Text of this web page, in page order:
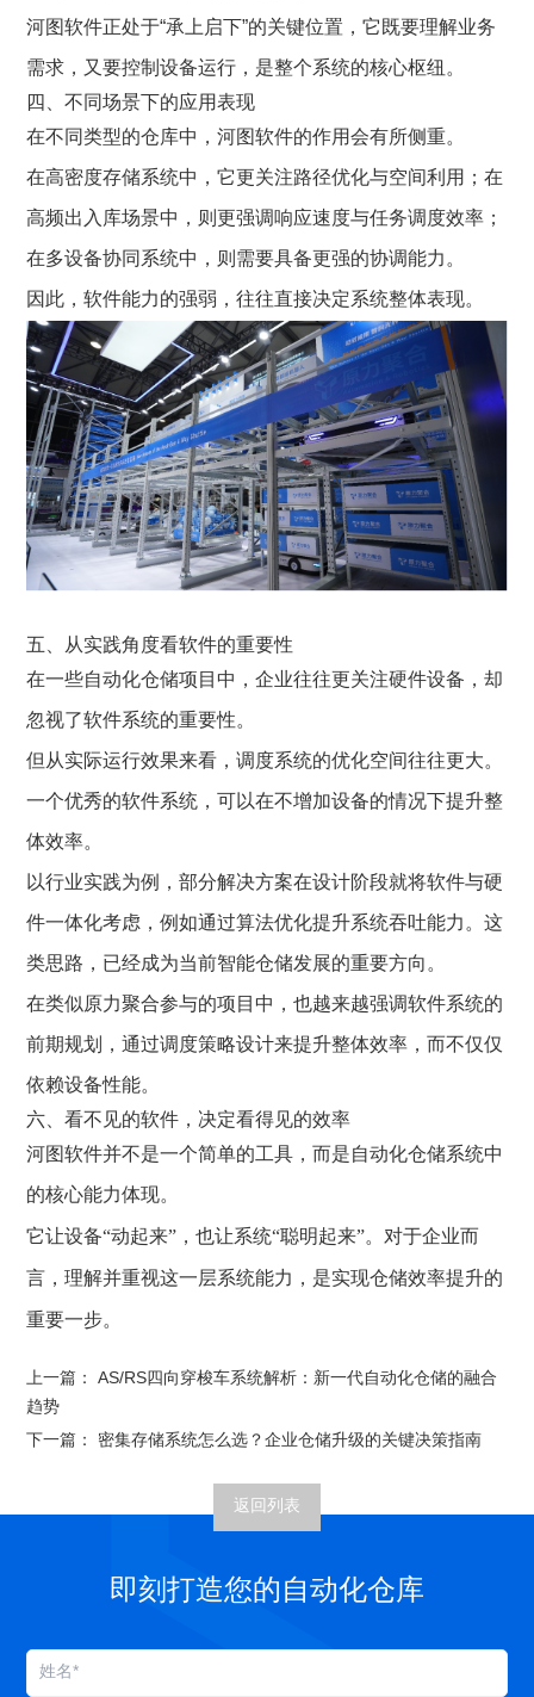
河图软件正处于“承上启下”的关键位置，它既要理解业务
需求，又要控制设备运行，是整个系统的核心枢纽。
四、不同场景下的应用表现
在不同类型的仓库中，河图软件的作用会有所侧重。
在高密度存储系统中，它更关注路径优化与空间利用；在
高频出入库场景中，则更强调响应速度与任务调度效率；
在多设备协同系统中，则需要具备更强的协调能力。
因此，软件能力的强弱，往往直接决定系统整体表现。
五、从实践角度看软件的重要性
在一些自动化仓储项目中，企业往往更关注硬件设备，却
忽视了软件系统的重要性。
但从实际运行效果来看，调度系统的优化空间往往更大。
一个优秀的软件系统，可以在不增加设备的情况下提升整
体效率。
以行业实践为例，部分解决方案在设计阶段就将软件与硬
件一体化考虑，例如通过算法优化提升系统吞吐能力。这
类思路，已经成为当前智能仓储发展的重要方向。
在类似原力聚合参与的项目中，也越来越强调软件系统的
前期规划，通过调度策略设计来提升整体效率，而不仅仅
依赖设备性能。
六、看不见的软件，决定看得见的效率
河图软件并不是一个简单的工具，而是自动化仓储系统中
的核心能力体现。
它让设备“动起来”，也让系统“聪明起来”。对于企业而
言，理解并重视这一层系统能力，是实现仓储效率提升的
重要一步。
上一篇：
AS/RS四向穿梭车系统解析：新一代自动化仓储的融合
趋势
下一篇：
密集存储系统怎么选？企业仓储升级的关键决策指南
返回列表
即刻打造您的自动化仓库